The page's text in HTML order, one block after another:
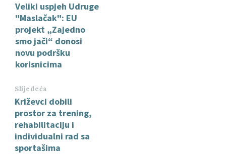
Veliki uspjeh Udruge
"Maslačak": EU
projekt „Zajedno
smo jači“ donosi
novu podršku
korisnicima
Slijedeća
Križevci dobili
prostor za trening,
rehabilitaciju i
individualni rad sa
sportašima